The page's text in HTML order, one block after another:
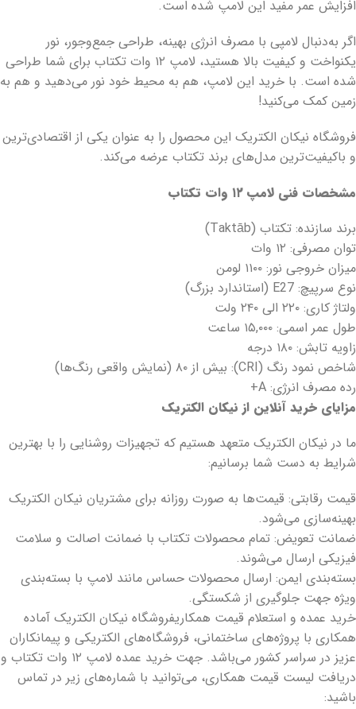
افزایش عمر مفید این لامپ شده است.
اگر به‌دنبال لامپی با مصرف انرژی بهینه، طراحی جمع‌وجور، نور
یکنواخت و کیفیت بالا هستید، لامپ ۱۲ وات تکتاب برای شما طراحی
شده است. با خرید این لامپ، هم به محیط خود نور می‌دهید و هم به
زمین کمک می‌کنید!
فروشگاه نیکان الکتریک این محصول را به عنوان یکی از اقتصادی‌ترین
و باکیفیت‌ترین مدل‌های برند تکتاب عرضه می‌کند.
مشخصات فنی لامپ ۱۲ وات تکتاب​
برند سازنده: تکتاب (Taktāb)​
توان مصرفی: ۱۲ وات​
میزان خروجی نور: ۱۱۰۰ لومن
​نوع سرپیچ: E27 (استاندارد بزرگ)
​ولتاژ کاری: ۲۲۰ الی ۲۴۰ ولت
​طول عمر اسمی: ۱۵,۰۰۰ ساعت
​زاویه تابش: ۱۸۰ درجه
​شاخص نمود رنگ (CRI): بیش از ۸۰ (نمایش واقعی رنگ‌ها)​
رده مصرف انرژی: A+
مزایای خرید آنلاین از نیکان الکتریک
​ما در نیکان الکتریک متعهد هستیم که تجهیزات روشنایی را با بهترین
شرایط به دست شما برسانیم:
​قیمت رقابتی: قیمت‌ها به صورت روزانه برای مشتریان نیکان الکتریک
بهینه‌سازی می‌شود.
​ضمانت تعویض: تمام محصولات تکتاب با ضمانت اصالت و سلامت
فیزیکی ارسال می‌شوند.
​بسته‌بندی ایمن: ارسال محصولات حساس مانند لامپ با بسته‌بندی
ویژه جهت جلوگیری از شکستگی.​
خرید عمده و استعلام قیمت همکاری​فروشگاه نیکان الکتریک آماده
همکاری با پروژه‌های ساختمانی، فروشگاه‌های الکتریکی و پیمانکاران
عزیز در سراسر کشور می‌باشد. جهت خرید عمده لامپ ۱۲ وات تکتاب و
دریافت لیست قیمت همکاری، می‌توانید با شماره‌های زیر در تماس
باشید:​